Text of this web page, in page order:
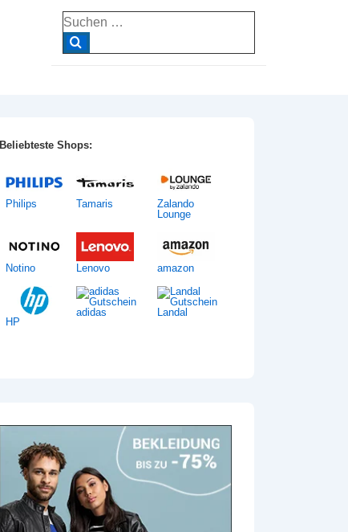
Suche
nach:
Beliebteste Shops:
Philips Tamaris
Zalando
Lounge
Notino Lenovo amazon
HP
adidas Landal